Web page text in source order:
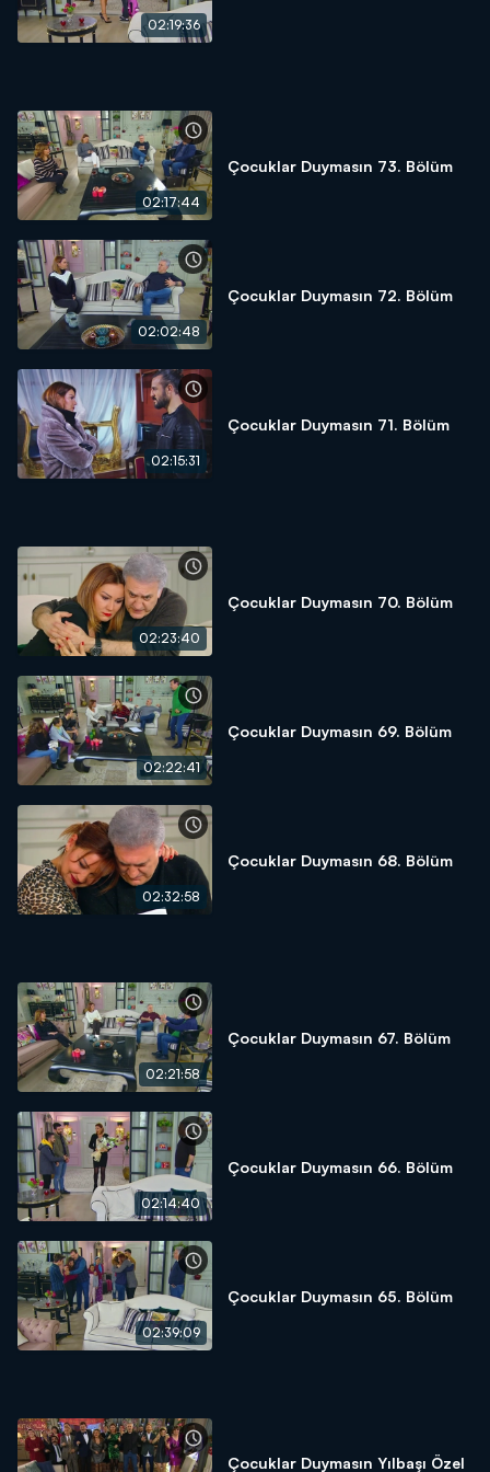
02:19:36
02:17:44
Çocuklar Duymasın 73. Bölüm
02:02:48
Çocuklar Duymasın 72. Bölüm
02:15:31
Çocuklar Duymasın 71. Bölüm
02:23:40
Çocuklar Duymasın 70. Bölüm
02:22:41
Çocuklar Duymasın 69. Bölüm
02:32:58
Çocuklar Duymasın 68. Bölüm
02:21:58
Çocuklar Duymasın 67. Bölüm
02:14:40
Çocuklar Duymasın 66. Bölüm
02:39:09
Çocuklar Duymasın 65. Bölüm
Çocuklar Duymasın Yılbaşı Özel